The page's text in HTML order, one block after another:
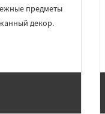
предметы
декор.